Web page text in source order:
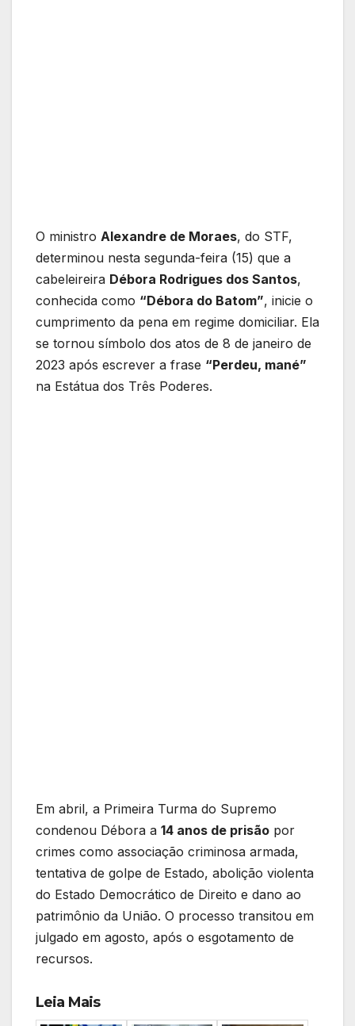
O ministro Alexandre de Moraes, do STF,
determinou nesta segunda-feira (15) que a
cabeleireira Débora Rodrigues dos Santos,
conhecida como “Débora do Batom”, inicie o
cumprimento da pena em regime domiciliar. Ela
se tornou símbolo dos atos de 8 de janeiro de
2023 após escrever a frase “Perdeu, mané”
na Estátua dos Três Poderes.
Em abril, a Primeira Turma do Supremo
condenou Débora a 14 anos de prisão por
crimes como associação criminosa armada,
tentativa de golpe de Estado, abolição violenta
do Estado Democrático de Direito e dano ao
patrimônio da União. O processo transitou em
julgado em agosto, após o esgotamento de
recursos.
Leia Mais